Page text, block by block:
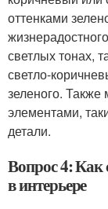
оттенками
светлых тонах,
светло-
зеленого.
элементами,
детали.
Вопрос 4: Как
в интерьере